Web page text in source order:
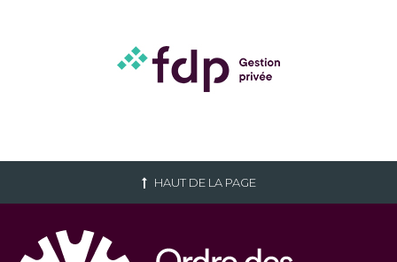
HAUT DE LA PAGE